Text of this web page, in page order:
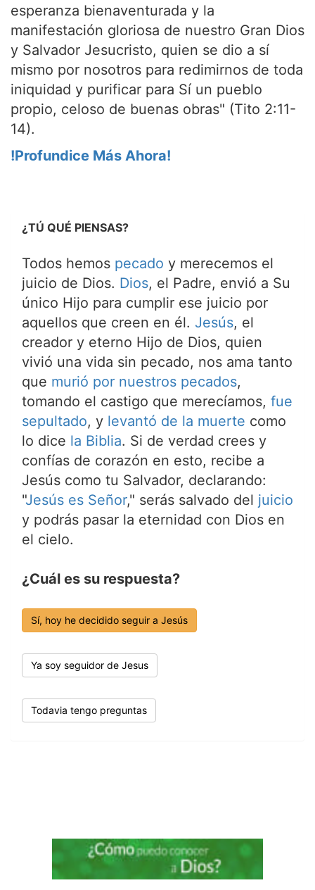
esperanza bienaventurada y la
manifestación gloriosa de nuestro Gran Dios
y Salvador Jesucristo, quien se dio a sí
mismo por nosotros para redimirnos de toda
iniquidad y purificar para Sí un pueblo
propio, celoso de buenas obras" (Tito 2:11-
14).
!Profundice Más Ahora!
¿TÚ QUÉ PIENSAS?
Todos hemos pecado y merecemos el
juicio de Dios. Dios, el Padre, envió a Su
único Hijo para cumplir ese juicio por
aquellos que creen en él. Jesús, el
creador y eterno Hijo de Dios, quien
vivió una vida sin pecado, nos ama tanto
que murió por nuestros pecados,
tomando el castigo que merecíamos, fue
sepultado, y levantó de la muerte como
lo dice la Biblia. Si de verdad crees y
confías de corazón en esto, recibe a
Jesús como tu Salvador, declarando:
"Jesús es Señor," serás salvado del juicio
y podrás pasar la eternidad con Dios en
el cielo.
¿Cuál es su respuesta?
Sí, hoy he decidido seguir a Jesús
Ya soy seguidor de Jesus
Todavia tengo preguntas